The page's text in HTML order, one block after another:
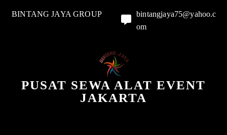
BINTANG JAYA GROUP
bintangjaya75@yahoo.c
om
PUSAT SEWA ALAT EVENT
JAKARTA